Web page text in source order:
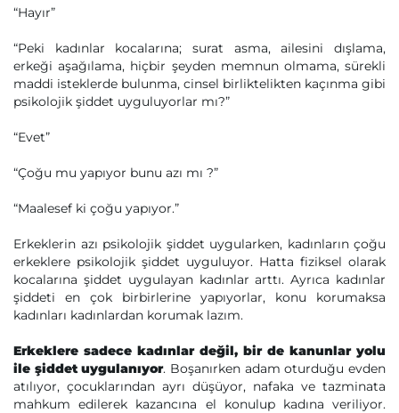
“Hayır”
“Peki kadınlar kocalarına; surat asma, ailesini dışlama,
erkeği aşağılama, hiçbir şeyden memnun olmama, sürekli
maddi isteklerde bulunma, cinsel birliktelikten kaçınma gibi
psikolojik şiddet uyguluyorlar mı?”
“Evet”
“Çoğu mu yapıyor bunu azı mı ?”
“Maalesef ki çoğu yapıyor.”
Erkeklerin azı psikolojik şiddet uygularken, kadınların çoğu
erkeklere psikolojik şiddet uyguluyor. Hatta fiziksel olarak
kocalarına şiddet uygulayan kadınlar arttı. Ayrıca kadınlar
şiddeti en çok birbirlerine yapıyorlar, konu korumaksa
kadınları kadınlardan korumak lazım.
Erkeklere sadece kadınlar değil, bir de kanunlar yolu
ile şiddet uygulanıyor. Boşanırken adam oturduğu evden
atılıyor, çocuklarından ayrı düşüyor, nafaka ve tazminata
mahkum edilerek kazancına el konulup kadına veriliyor.